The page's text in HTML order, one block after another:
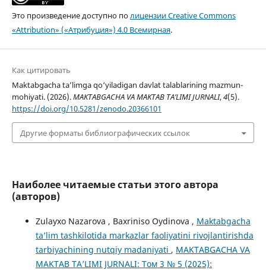
Это произведение доступно полицензии Creative Commons
«Attribution» («Атрибуция») 4.0 Всемирная.
Как цитировать
Maktabgacha ta’limga qo‘yiladigan davlat talablarining mazmun-
mohiyati. (2026).MAKTABGACHA VA MAKTAB TA’LIMI JURNALI,4(5).
https://doi.org/10.5281/zenodo.20366101
Другие форматы библиографических ссылок
Наиболее читаемые статьи этого автора
(авторов)
Zulayxo Nazarova , Baxriniso Oydinova , Maktabgacha
ta’lim tashkilotida markazlar faoliyatini rivojlantirishda
tarbiyachining nutqiy madaniyati , MAKTABGACHA VA
MAKTAB TA’LIMI JURNALI: Том 3 № 5 (2025):